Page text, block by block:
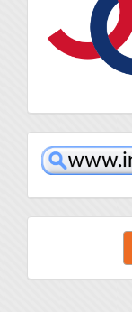
inacipe
Enviar
artículo